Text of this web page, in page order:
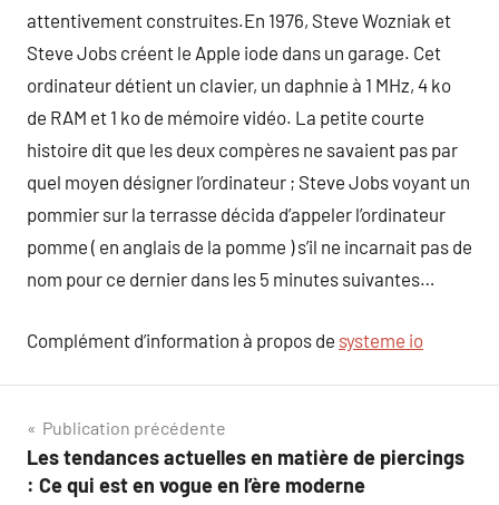
attentivement construites.En 1976, Steve Wozniak et
Steve Jobs créent le Apple iode dans un garage. Cet
ordinateur détient un clavier, un daphnie à 1 MHz, 4 ko
de RAM et 1 ko de mémoire vidéo. La petite courte
histoire dit que les deux compères ne savaient pas par
quel moyen désigner l’ordinateur ; Steve Jobs voyant un
pommier sur la terrasse décida d’appeler l’ordinateur
pomme ( en anglais de la pomme ) s’il ne incarnait pas de
nom pour ce dernier dans les 5 minutes suivantes…
Complément d’information à propos de systeme io
Navigation
de
Publication précédente
Les tendances actuelles en matière de piercings
: Ce qui est en vogue en l’ère moderne